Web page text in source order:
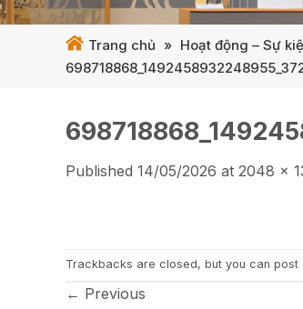
Trang chủ » Hoạt động – Sự
Published 14/05/2026 at 2048 ×
Trackbacks are closed, but you can post
← Previous